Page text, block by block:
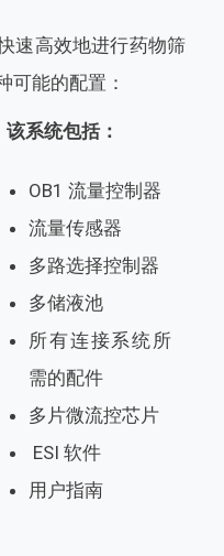
速高效地进行药物筛
可能的配置：
该系统包括：
OB1 流量控制器
流量传感器
多路选择控制器
多储液池
所有连接系统所
需的配件
多片微流控芯片
ESI 软件
用户指南